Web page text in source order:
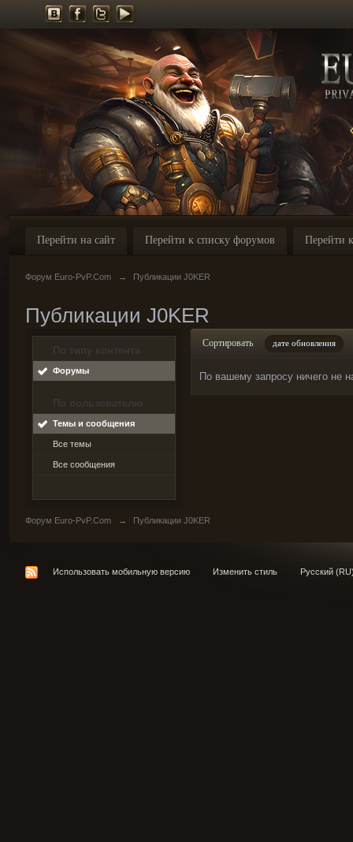
Перейти на сайт Перейти к списку форумов Перейти
Форум Euro-PvP.Com → Публикации J0KER
Публикации J0KER
По типу контента
Форумы
По пользователю
Темы и сообщения
Все темы
Все сообщения
Сортировать дате обновления
По вашему запросу ничего не
Форум Euro-PvP.Com → Публикации J0KER
Использовать мобильную версию Изменить стиль Русский